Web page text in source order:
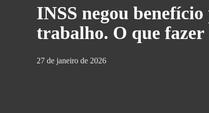
INSS negou
trabalho. O que fazer
27 de janeiro de 2026